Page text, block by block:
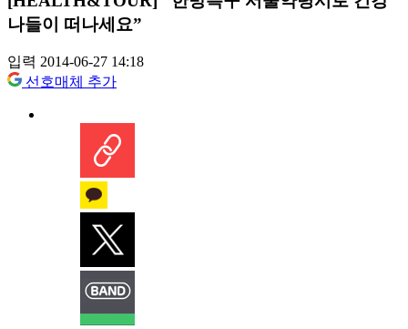
나들이 떠나세요”
입력 2014-06-27 14:18
선호매체 추가